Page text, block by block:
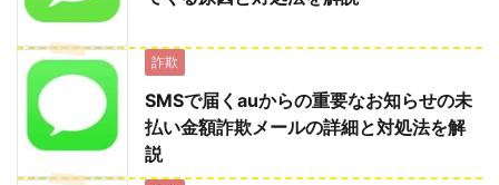
詐欺
SMSで届くauからの重要なお知らせの未
払い金額詐欺メールの詳細と対処法を解
説